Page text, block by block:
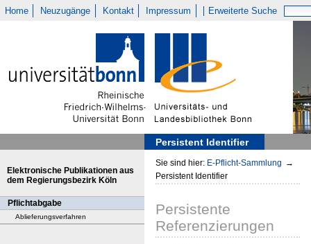
Home Neuzugänge Kontakt Impressum Erweiterte Suche
Persistent Identifier
Elektronische Publikationen aus
dem Regierungsbezirk Köln
Pflichtabgabe
Ablieferungsverfahren
Sie sind hier: E-Pflicht-Sammlung →
Persistent Identifier
Persistente
Referenzierungen